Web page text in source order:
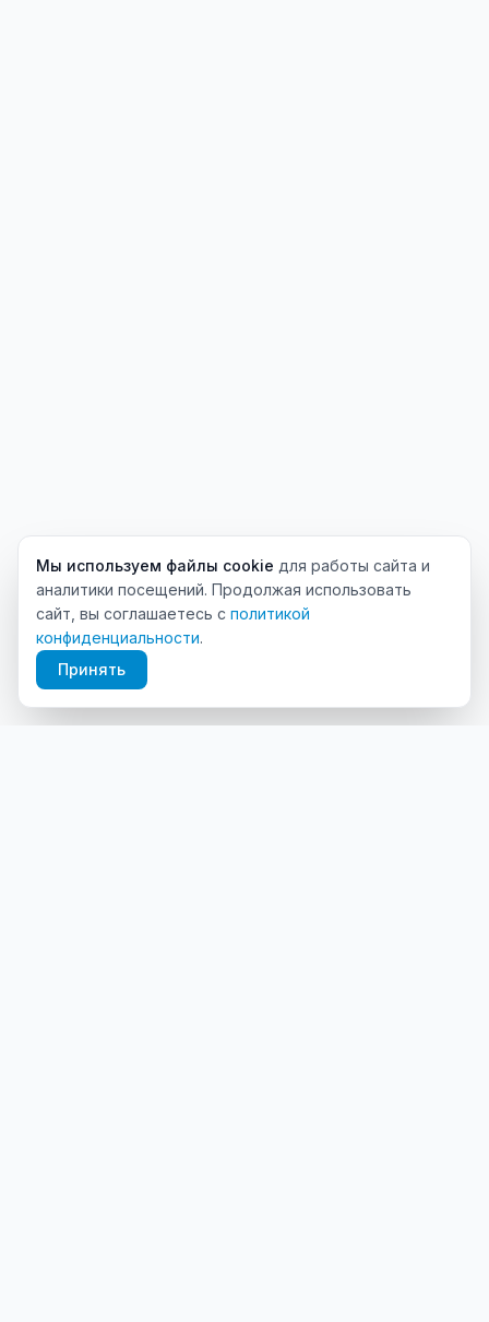
Мы используем файлы cookie для работы сайта и
аналитики посещений. Продолжая использовать
сайт, вы соглашаетесь с политикой
конфиденциальности.
Принять